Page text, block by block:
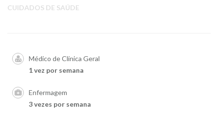
CUIDADOS DE SAÚDE
Médico de Clínica Geral
1 vez por semana
Enfermagem
3 vezes por semana